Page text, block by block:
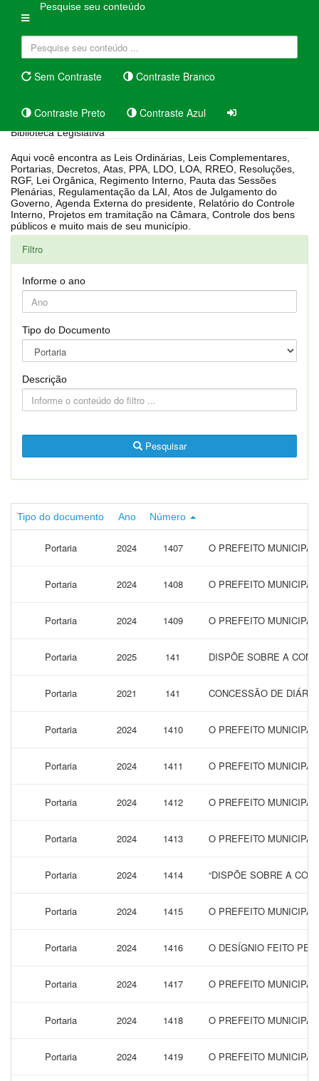
Pesquise seu conteúdo
Sem Contraste Contraste Branco
Contraste Preto Contraste Azul
Biblioteca Legislativa
Aqui você encontra as Leis Ordinárias, Leis Complementares,
Portarias, Decretos, Atas, PPA, LDO, LOA, RREO, Resoluções,
RGF, Lei Orgânica, Regimento Interno, Pauta das Sessões
Plenárias, Regulamentação da LAI, Atos de Julgamento do
Governo, Agenda Externa do presidente, Relatório do Controle
Interno, Projetos em tramitação na Câmara, Controle dos bens
públicos e muito mais de seu município.
Filtro
Informe o ano
Tipo do Documento
Descrição
Pesquisar
Tipo do documento Ano Número
Portaria 2024 1407 O PREFEITO
Portaria 2024 1408 O PREFEITO
Portaria 2024 1409 O PREFEITO
Portaria 2025 141 DISPÕE SOBRE A
Portaria 2021 141 CONCESSÃO DE
Portaria 2024 1410 O PREFEITO
Portaria 2024 1411 O PREFEITO
Portaria 2024 1412 O PREFEITO
Portaria 2024 1413 O PREFEITO
Portaria 2024 1414 “DISPÕE SOBRE A
Portaria 2024 1415 O PREFEITO
Portaria 2024 1416 O DESÍGNIO FEITO
Portaria 2024 1417 O PREFEITO
Portaria 2024 1418 O PREFEITO
Portaria 2024 1419 O PREFEITO